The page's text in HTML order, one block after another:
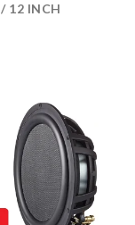
/ 12 INCH